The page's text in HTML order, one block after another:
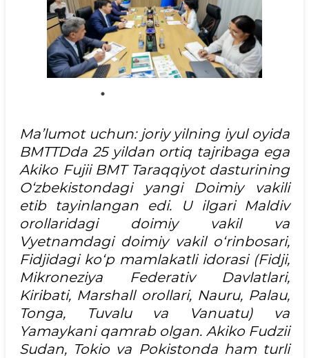
Ma’lumot uchun: joriy yilning iyul oyida
BMTTDda 25 yildan ortiq tajribaga ega
Akiko Fujii BMT Taraqqiyot dasturining
O‘zbekistondagi yangi Doimiy vakili
etib tayinlangan edi. U ilgari Maldiv
orollaridagi doimiy vakil va
Vyetnamdagi doimiy vakil o‘rinbosari,
Fidjidagi ko‘p mamlakatli idorasi (Fidji,
Mikroneziya Federativ Davlatlari,
Kiribati, Marshall orollari, Nauru, Palau,
Tonga, Tuvalu va Vanuatu) va
Yamaykani qamrab olgan. Akiko Fudzii
Sudan, Tokio va Pokistonda ham turli